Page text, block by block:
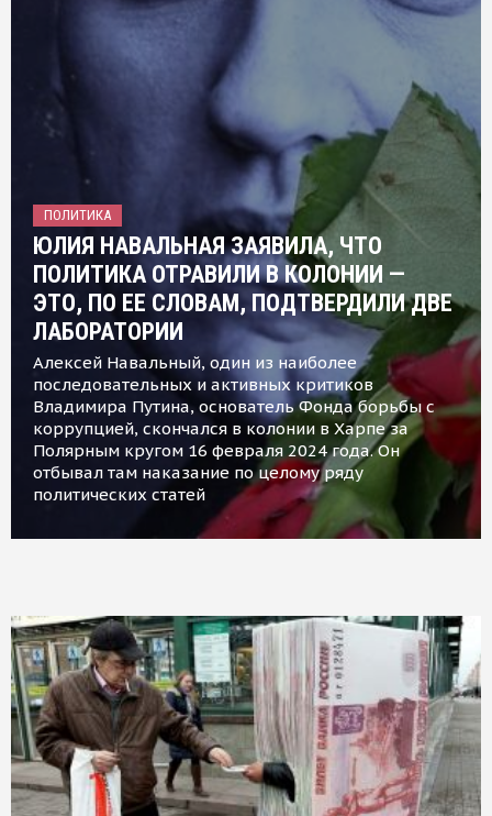
ПОЛИТИКА
ЮЛИЯ НАВАЛЬНАЯ ЗАЯВИЛА, ЧТО
ПОЛИТИКА ОТРАВИЛИ В КОЛОНИИ —
ЭТО, ПО ЕЕ СЛОВАМ, ПОДТВЕРДИЛИ ДВЕ
ЛАБОРАТОРИИ
Алексей Навальный, один из наиболее
последовательных и активных критиков
Владимира Путина, основатель Фонда борьбы с
коррупцией, скончался в колонии в Харпе за
Полярным кругом 16 февраля 2024 года. Он
отбывал там наказание по целому ряду
политических статей